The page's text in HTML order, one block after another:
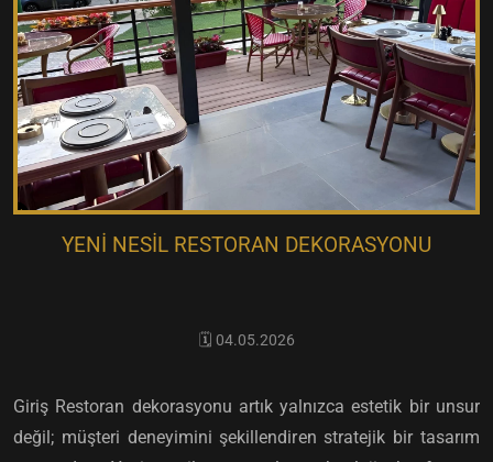
YENI NESIL RESTORAN DEKORASYONU
🗓️ 04.05.2026
Giriş Restoran dekorasyonu artık yalnızca estetik bir unsur
değil; müşteri deneyimini şekillendiren stratejik bir tasarım